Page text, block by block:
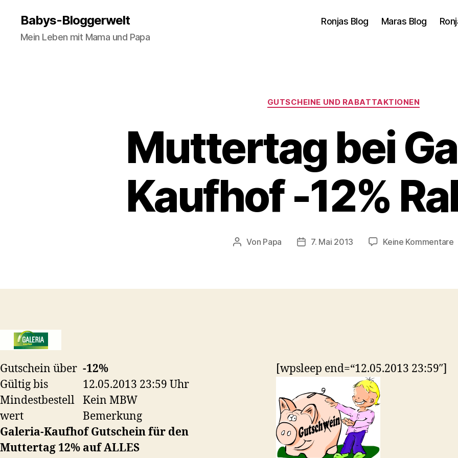
Babys-Bloggerwelt
Mein Leben mit Mama und Papa
Ronjas Blog Maras Blog
Kategorien
GUTSCHEINE UND RABATTAKTIONEN
Muttertag bei
Kaufhof -12%
Beitragsautor
Von Papa Veröffentlichungsdatum
7. Mai 2013 Keine Kommentarezu
Gutschein über -12%
Gültig bis
12.05.2013 23:59 Uhr
Mindestbestell
wert
Kein MBW
Bemerkung
Galeria-Kaufhof Gutschein für den
Muttertag 12% auf ALLES
[wpsleep end=“12.05.2013 23:59″]